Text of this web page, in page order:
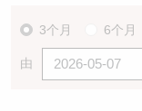
3个月 6个月
由